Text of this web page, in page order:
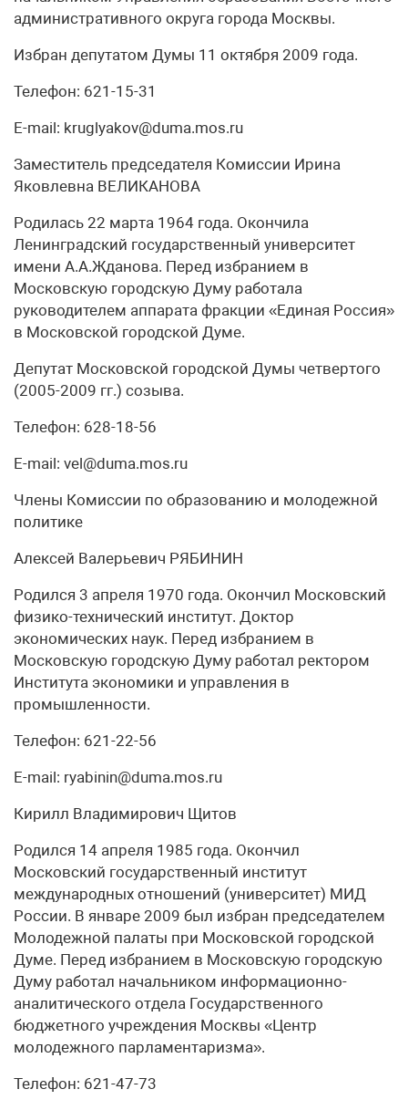
административного округа города Москвы.
Избран депутатом Думы 11 октября 2009 года.
Телефон: 621-15-31
E-mail: kruglyakov@duma.mos.ru
Заместитель председателя Комиссии Ирина
Яковлевна ВЕЛИКАНОВА
Родилась 22 марта 1964 года. Окончила
Ленинградский государственный университет
имени А.А.Жданова. Перед избранием в
Московскую городскую Думу работала
руководителем аппарата фракции «Единая Россия»
в Московской городской Думе.
Депутат Московской городской Думы четвертого
(2005-2009 гг.) созыва.
Телефон: 628-18-56
E-mail: vel@duma.mos.ru
Члены Комиссии по образованию и молодежной
политике
Алексей Валерьевич РЯБИНИН
Родился 3 апреля 1970 года. Окончил Московский
физико-технический институт. Доктор
экономических наук. Перед избранием в
Московскую городскую Думу работал ректором
Института экономики и управления в
промышленности.
Телефон: 621-22-56
E-mail: ryabinin@duma.mos.ru
Кирилл Владимирович Щитов
Родился 14 апреля 1985 года. Окончил
Московский государственный институт
международных отношений (университет) МИД
России. В январе 2009 был избран председателем
Молодежной палаты при Московской городской
Думе. Перед избранием в Московскую городскую
Думу работал начальником информационно-
аналитического отдела Государственного
бюджетного учреждения Москвы «Центр
молодежного парламентаризма».
Телефон: 621-47-73